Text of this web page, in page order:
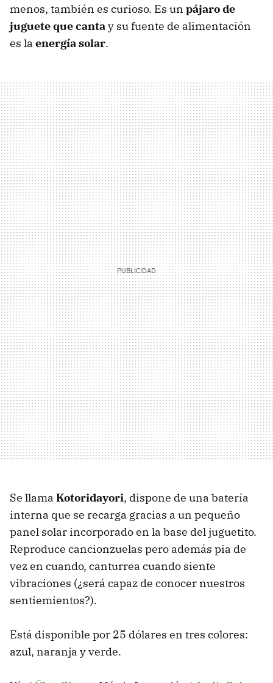
menos, también es curioso. Es un pájaro de
juguete que cantay su fuente de alimentación
es la energía solar.
Se llama Kotoridayori, dispone de una batería
interna que se recarga gracias a un pequeño
panel solar incorporado en la base del juguetito.
Reproduce cancionzuelas pero además pia de
vez en cuando, canturrea cuando siente
vibraciones (¿será capaz de conocer nuestros
sentiemientos?).
Está disponible por 25 dólares en tres colores:
azul, naranja y verde.